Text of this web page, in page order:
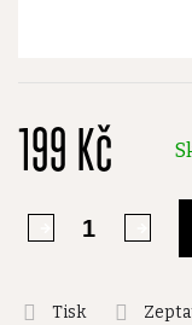
199 Kč
Tisk